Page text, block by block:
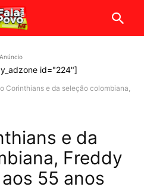
Anúncio
id="224"]
Corinthians e da seleção colombiana,
e da
Freddy
55 anos